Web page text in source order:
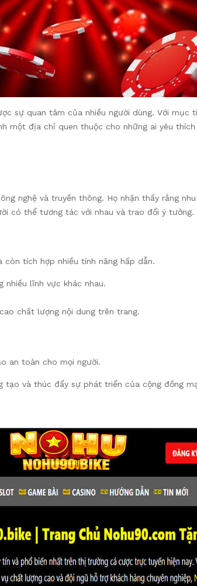
sự quan tâm của nhiều người dùng. Với mục
một địa chỉ quen thuộc cho những ai yêu
nghệ và truyền thông. Họ nhận thấy rằng
có thể tương tác với nhau và trao đổi ý tưởng.
tích hợp nhiều tính năng hấp dẫn.
lĩnh vực khác nhau.
chất lượng nội dung trên trang.
an toàn cho mọi người.
tạo và thúc đẩy sự phát triển của cộng đồng